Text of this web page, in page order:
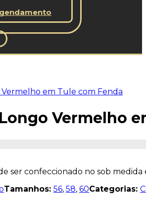
Vermelho
ser confeccionado no sob
Tamanhos: 56, 58, 60Categorias: